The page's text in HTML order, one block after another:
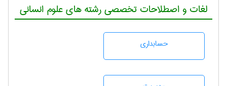
لغات و اصطلاحات تخصصی رشته های علوم انسانی
حسابداری